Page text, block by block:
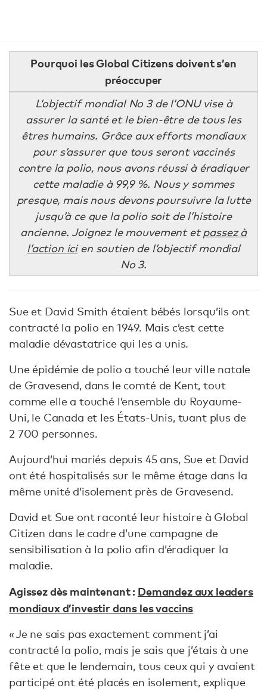
Pourquoi les Global Citizens doivent s’en
préoccuper
L’objectif mondial No 3 de l’ONU vise à
assurer la santé et le bien-être de tous les
êtres humains. Grâce aux efforts mondiaux
pour s’assurer que tous seront vaccinés
contre la polio, nous avons réussi à éradiquer
cette maladie à 99,9 %. Nous y sommes
presque, mais nous devons poursuivre la lutte
jusqu’à ce que la polio soit de l’histoire
ancienne. Joignez le mouvement etpassez à
l’action icien soutien de l’objectif mondial
No 3.
Sue et David Smith étaient bébés lorsqu’ils ont
contracté la polio en 1949. Mais c’est cette
maladie dévastatrice qui les a unis.
Une épidémie de polio a touché leur ville natale
de Gravesend, dans le comté de Kent, tout
comme elle a touché l’ensemble du Royaume-
Uni, le Canada et les États-Unis, tuant plus de
2 700 personnes.
Aujourd’hui mariés depuis 45 ans, Sue et David
ont été hospitalisés sur le même étage dans la
même unité d’isolement près de Gravesend.
David et Sue ont raconté leur histoire à Global
Citizen dans le cadre d’une campagne de
sensibilisation à la polio afin d’éradiquer la
maladie.
Agissez dès maintenant : Demandez aux leaders
mondiaux d’investir dans les vaccins
« Je ne sais pas exactement comment j’ai
contracté la polio, mais je sais que j’étais à une
fête et que le lendemain, tous ceux qui y avaient
participé ont été placés en isolement, explique